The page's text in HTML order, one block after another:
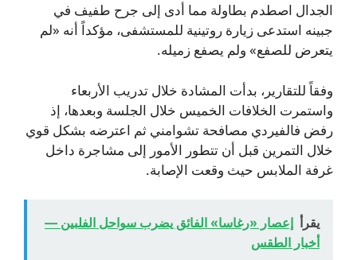
الجدال اصطدم بطاولة مما أدى إلى جرح طفيف في
جبينه استدعى زيارة روتينية للمستشفى، مؤكداً أنه «لم
يتعرض للصفع» ولم يصفع زميله.
وفقاً للتقارير، بدأت المشادة خلال تدريب الأربعاء
واستمرت الخلافات الخميس خلال الجلسة وبعدها، إذ
رفض فالفيردي مصافحة تشوامني ثم اعترضه بشكل قوي
خلال التمرين قبل أن تتطور الأمور إلى مشاجرة داخل
غرفة الملابس حيث وقعت الإصابة.
يقرأ إعصار «رغاسا» الفائق يضرب سواحل الفلبين —
أخبار الطقس